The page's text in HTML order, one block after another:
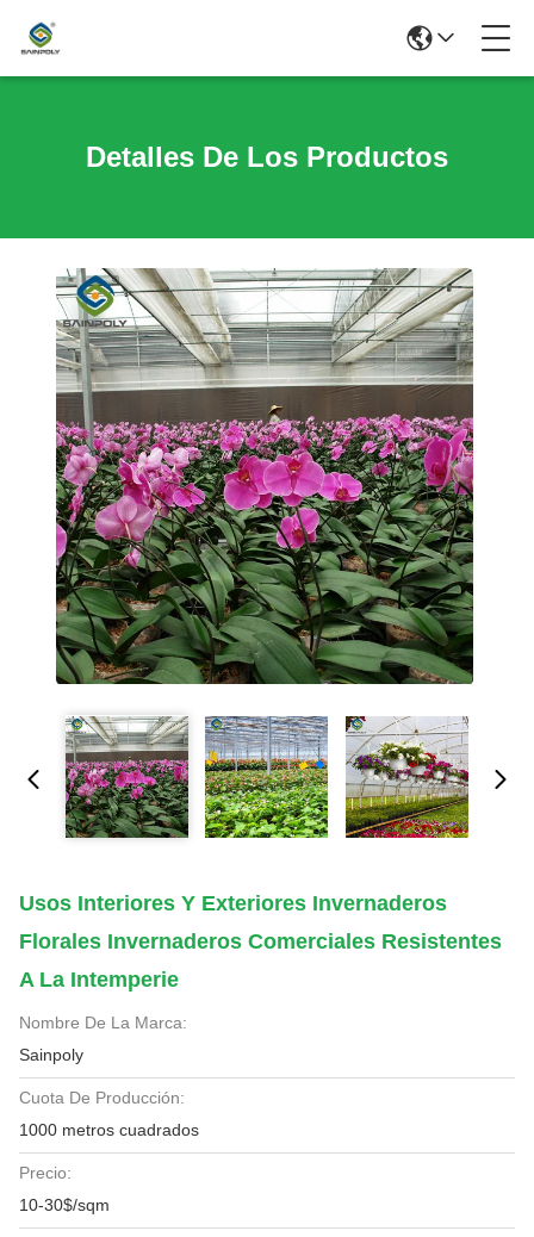
Detalles De Los Productos
Usos Interiores Y Exteriores Invernaderos
Florales Invernaderos Comerciales Resistentes
A La Intemperie
Nombre De La Marca:
Sainpoly
Cuota De Producción:
1000 metros cuadrados
Precio:
10-30$/sqm